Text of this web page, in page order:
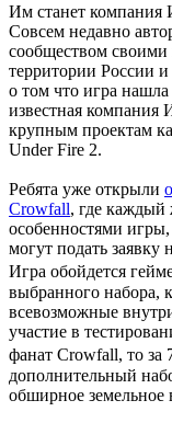
Им станет компания
Совсем недавно
сообществом своими
территории России
о том что игра нашла
известная компания
крупным проектам
Under Fire 2.
Ребята уже открыли
Crowfall, где каждый
особенностями
могут подать заявку
Игра обойдется
выбранного набора,
всевозможные
участие в
фанат Crowfall, то за
дополнительный
обширное земельное